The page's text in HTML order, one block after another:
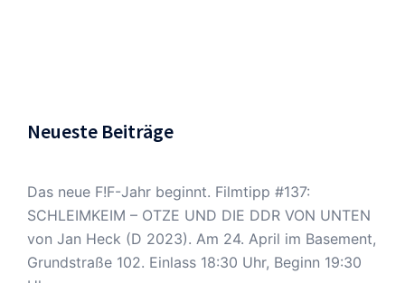
Neueste Beiträge
Das neue F!F-Jahr beginnt. Filmtipp #137:
SCHLEIMKEIM – OTZE UND DIE DDR VON UNTEN
von Jan Heck (D 2023). Am 24. April im Basement,
Grundstraße 102. Einlass 18:30 Uhr, Beginn 19:30